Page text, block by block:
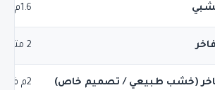
1.6م
2 متر
(خشب طبيعي / تصميم خاص) 2م فأكثر + وحدة جانبية